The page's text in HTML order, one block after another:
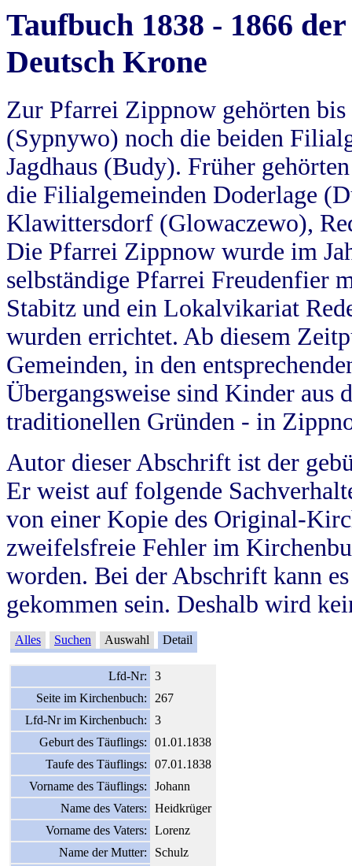
Taufbuch 1838 - 1866
Deutsch Krone
Zur Pfarrei Zippnow gehörten
(Sypnywo) noch die beiden
Jagdhaus (Budy). Früher
die Filialgemeinden Doderlage
Klawittersdorf (Glowaczewo),
Die Pfarrei Zippnow wurde im
selbständige Pfarrei Freudenfier
Stabitz und ein Lokalvikariat
wurden errichtet. Ab diesem
Gemeinden, in den
Übergangsweise sind Kinder aus
traditionellen Gründen - in
Autor dieser Abschrift ist der
Er weist auf folgende
von einer Kopie des Original-
zweifelsfreie Fehler im
worden. Bei der Abschrift kann
gekommen sein. Deshalb wird
Alles Suchen Auswahl Detail
Lfd-Nr:
3
Seite im Kirchenbuch:
267
Lfd-Nr im Kirchenbuch:
3
Geburt des Täuflings:
01.01.1838
Taufe des Täuflings:
07.01.1838
Vorname des Täuflings:
Johann
Name des Vaters:
Heidkrüger
Vorname des Vaters:
Lorenz
Name der Mutter:
Schulz